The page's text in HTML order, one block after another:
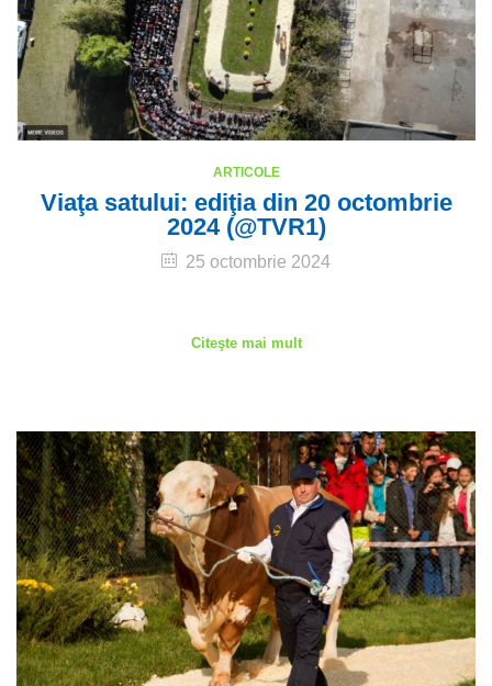
ARTICOLE
Viaţa satului: ediţia din 20 octombrie
2024 (@TVR1)
25 octombrie 2024
Citeşte mai mult